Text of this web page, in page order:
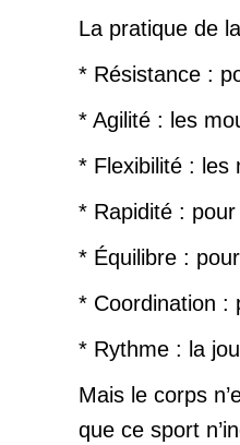
La pratique de
* Résistance :
* Agilité : les
* Flexibilité : les
* Rapidité : pour
* Équilibre :
* Coordination :
* Rythme : la
Mais le corps
que ce sport